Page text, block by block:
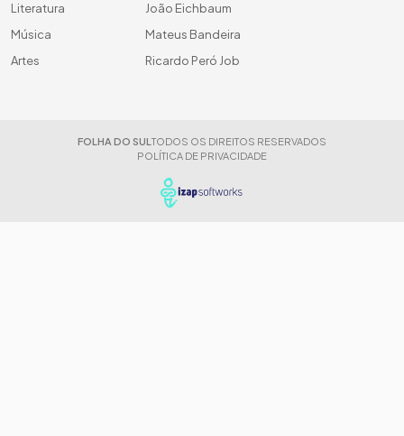
Literatura
Música
Artes
João Eichbaum
Mateus Bandeira
Ricardo Peró Job
FOLHA DO SUL TODOS OS DIREITOS RESERVADOS
POLÍTICA DE PRIVACIDADE